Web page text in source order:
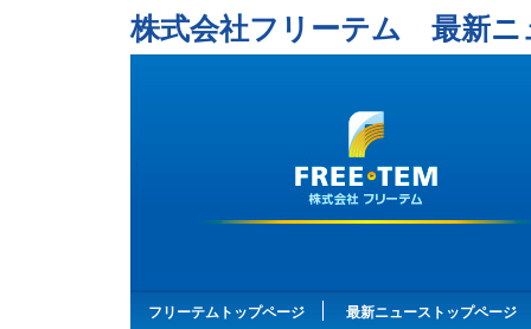
株式会社フリーテム 最新ニ
フリーテムトップページ 最新ニューストップページ